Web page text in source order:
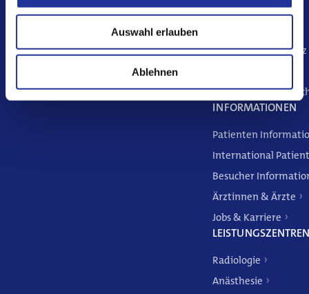
Auswahl erlauben
Ablehnen
Kontakt
4009 Basel | Schweiz
INFORMATIONEN
Patienten
International
Besucher
Ärztinnen & Ärzte
Jobs & Karriere
LEISTUNGSZENTREN
Radiologie
Anästhesie